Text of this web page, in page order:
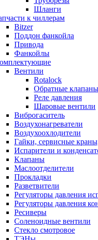
Шланги
к чиллерам
Bitzer
Поддон фанкойла
Привода
Фанкойлы
Вентили
Rotalock
Обратные клапаны
Реле давления
Шаровые вентили
Виброгаситель
Воздухонагреватели
Воздухоохлодители
Гайки, сервисные
Испарители и
Клапаны
Маслоотделители
Прокладки
Разветвители
Регуляторы давления
Регуляторы давления
Ресиверы
Соленоидные вентили
Стекло смотровое